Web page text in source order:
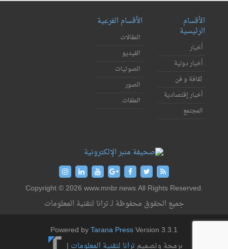
الأقسام
الرئيسية
أخبار
أخبار دولية
ثقافة و فن
أخبار إقتصادية
المجتمع
الأقسام الفرعية
المقالات
الفيديو
الصوتيات
الصور
الملفات
Copyright © 2026 www.mnbr.news All Rights Reserved.
جميع الحقوق محفوظة لـ ترانا لتقنية المعلومات
Powered byTarana PressVersion 3.3.1
برمجة وتصميمترانا لتقنية المعلومات |